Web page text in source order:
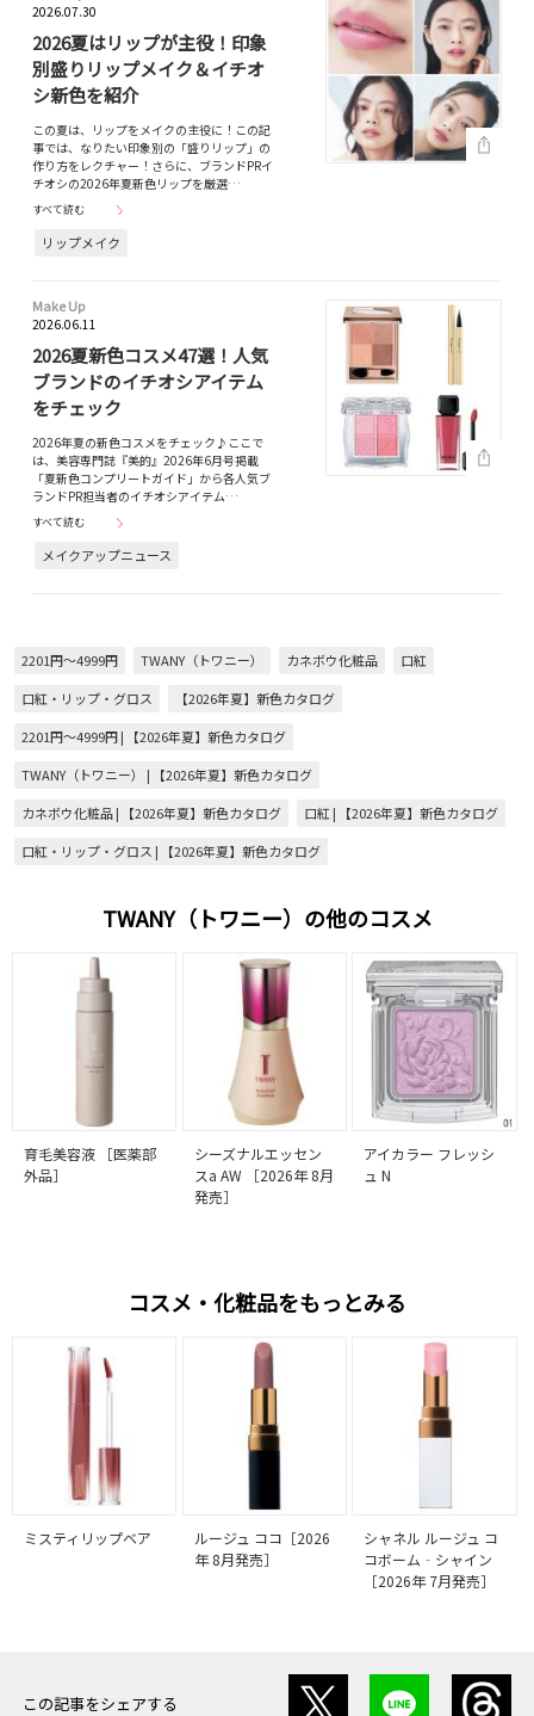
2026.07.30
2026夏はリップが主役！印象
別盛りリップメイク＆イチオ
シ新色を紹介
この夏は、リップをメイクの主役に！この記
事では、なりたい印象別の「盛りリップ」の
作り方をレクチャー！さらに、ブランドPRイ
チオシの2026年夏新色リップを厳選…
すべて読む
リップメイク
Make Up
2026.06.11
2026夏新色コスメ47選！人気
ブランドのイチオシアイテム
をチェック
2026年夏の新色コスメをチェック♪ここで
は、美容専門誌『美的』2026年6月号掲載
「夏新色コンプリートガイド」から各人気ブ
ランドPR担当者のイチオシアイテム…
すべて読む
メイクアップニュース
2201円～4999円 TWANY（トワニー） カネボウ化粧品
口紅
口紅・リップ・グロス
【2026年夏】新色カタログ
2201円～4999円 | 【2026年夏】新色カタログ
TWANY（トワニー） | 【2026年夏】新色カタログ
カネボウ化粧品 | 【2026年夏】新色カタログ
口紅 | 【2026年夏】新色カタログ
口紅・リップ・グロス | 【2026年夏】新色カタログ
TWANY（トワニー）の他のコスメ
育毛美容液 ［医薬部
外品］
シーズナルエッセン
スa AW ［2026年 8月
発売］
アイカラー フレッシ
ュ N
コスメ・化粧品をもっとみる
ミスティリップベア
ルージュ ココ［2026
年 8月発売］
シャネル ルージュ コ
コボーム‐シャイン
［2026年 7月発売］
この記事をシェアする